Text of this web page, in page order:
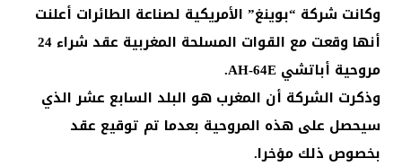
وكانت شركة “بوينغ” الأمريكية لصناعة الطائرات أعلنت
أنها وقعت مع القوات المسلحة المغربية عقد شراء 24
مروحية أباتشي AH-64E.
وذكرت الشركة أن المغرب هو البلد السابع عشر الذي
سيحصل على هذه المروحية بعدما تم توقيع عقد
بخصوص ذلك مؤخرا.